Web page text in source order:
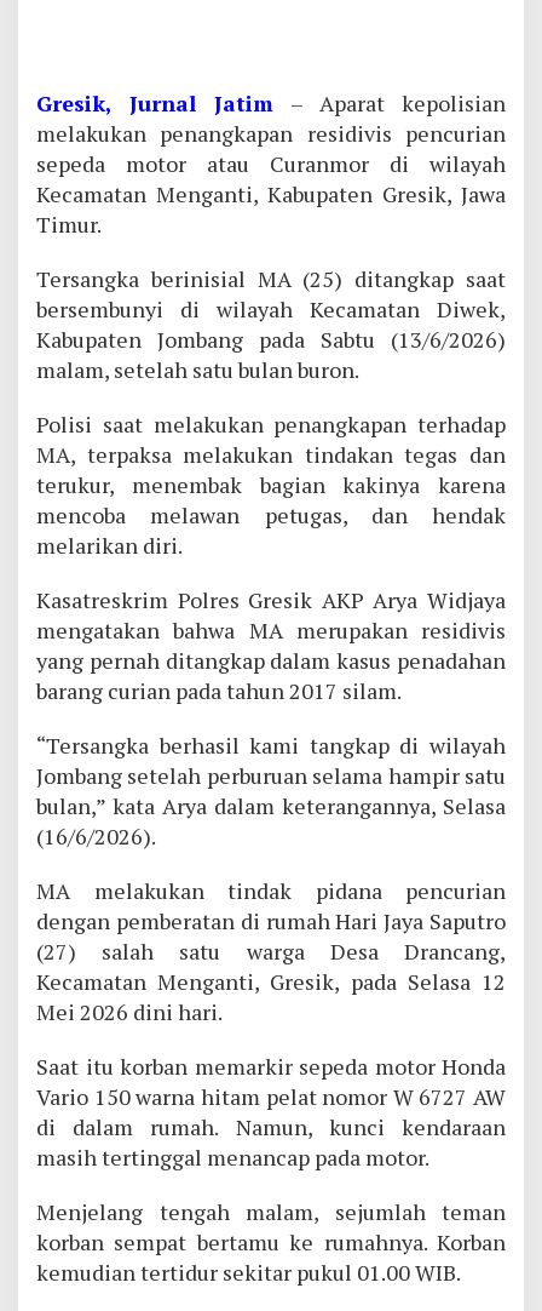
Gresik, Jurnal Jatim – Aparat kepolisian
melakukan penangkapan residivis pencurian
sepeda motor atau Curanmor di wilayah
Kecamatan Menganti, Kabupaten Gresik, Jawa
Timur.
Tersangka berinisial MA (25) ditangkap saat
bersembunyi di wilayah Kecamatan Diwek,
Kabupaten Jombang pada Sabtu (13/6/2026)
malam, setelah satu bulan buron.
Polisi saat melakukan penangkapan terhadap
MA, terpaksa melakukan tindakan tegas dan
terukur, menembak bagian kakinya karena
mencoba melawan petugas, dan hendak
melarikan diri.
Kasatreskrim Polres Gresik AKP Arya Widjaya
mengatakan bahwa MA merupakan residivis
yang pernah ditangkap dalam kasus penadahan
barang curian pada tahun 2017 silam.
“Tersangka berhasil kami tangkap di wilayah
Jombang setelah perburuan selama hampir satu
bulan,” kata Arya dalam keterangannya, Selasa
(16/6/2026).
MA melakukan tindak pidana pencurian
dengan pemberatan di rumah Hari Jaya Saputro
(27) salah satu warga Desa Drancang,
Kecamatan Menganti, Gresik, pada Selasa 12
Mei 2026 dini hari.
Saat itu korban memarkir sepeda motor Honda
Vario 150 warna hitam pelat nomor W 6727 AW
di dalam rumah. Namun, kunci kendaraan
masih tertinggal menancap pada motor.
Menjelang tengah malam, sejumlah teman
korban sempat bertamu ke rumahnya. Korban
kemudian tertidur sekitar pukul 01.00 WIB.